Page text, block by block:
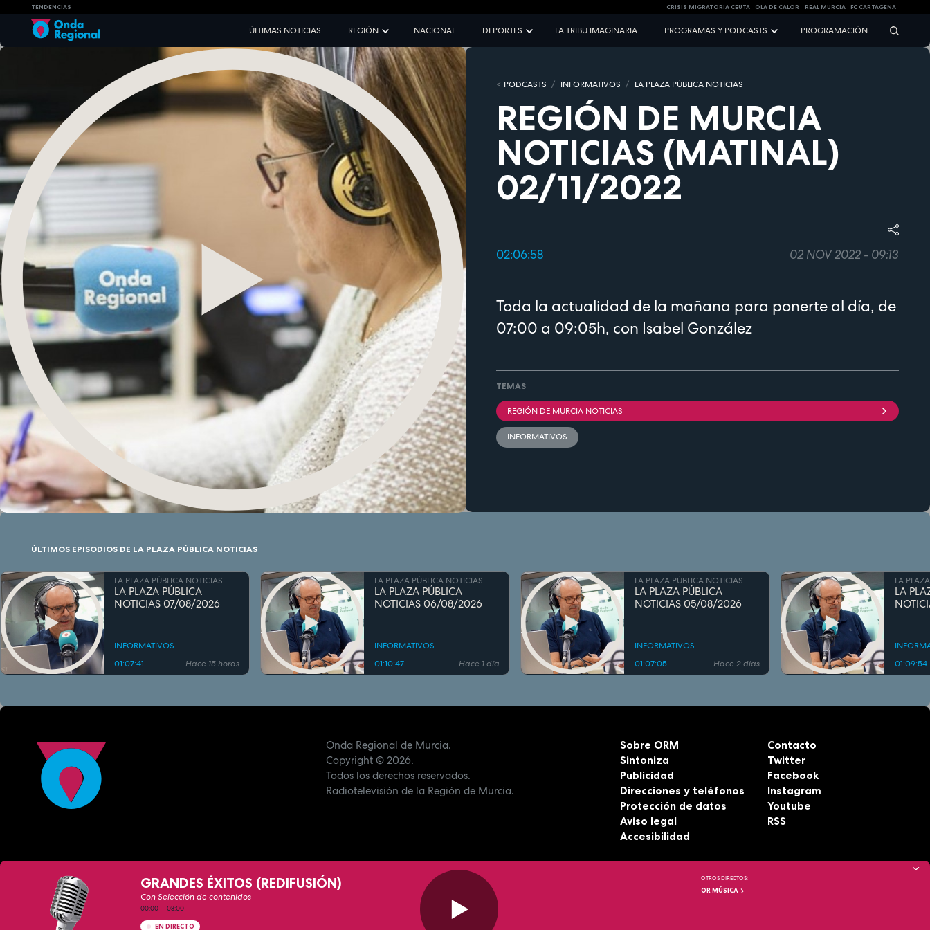
TENDENCIAS CRISIS MIGRATORIA CEUTA OLA DE CALOR REAL MURCIA FC CARTAGENA
ÚLTIMAS NOTICIAS REGIÓN NACIONAL DEPORTES LA TRIBU IMAGINARIA PROGRAMAS Y PODCASTS PROGRAMACIÓN
PODCASTS INFORMATIVOS LA PLAZA PÚBLICA NOTICIAS
REGIÓN DE MURCIA
NOTICIAS (MATINAL)
02/11/2022
02:06:58 02 NOV 2022 - 09:13
Toda la actualidad de la mañana para ponerte al día, de
07:00 a 09:05h, con Isabel González
TEMAS
REGIÓN DE MURCIA NOTICIAS
INFORMATIVOS
ÚLTIMOS EPISODIOS DE LA PLAZA PÚBLICA NOTICIAS
LA PLAZA PÚBLICA NOTICIAS
LA PLAZA PÚBLICA
NOTICIAS 07/08/2026
INFORMATIVOS
01:07:41
Hace 15 horas
LA PLAZA PÚBLICA NOTICIAS
LA PLAZA PÚBLICA
NOTICIAS 06/08/2026
INFORMATIVOS
01:10:47
Hace 1 día
LA PLAZA PÚBLICA NOTICIAS
LA PLAZA PÚBLICA
NOTICIAS 05/08/2026
INFORMATIVOS
01:07:05
Hace 2 días
LA
LA
01:09:54
Onda Regional de Murcia.
Copyright© 2026.
Todos los derechos reservados.
Radiotelevisión de la Región de Murcia.
Sobre ORM
Sintoniza
Publicidad
Direcciones y teléfonos
Protección de datos
Aviso legal
Accesibilidad
Contacto
Twitter
Facebook
Instagram
Youtube
RSS
GRANDES ÉXITOS (REDIFUSIÓN)
Con Selección de contenidos
00:00—08:00
EN DIRECTO
OTROS DIRECTOS:
OR MÚSICA